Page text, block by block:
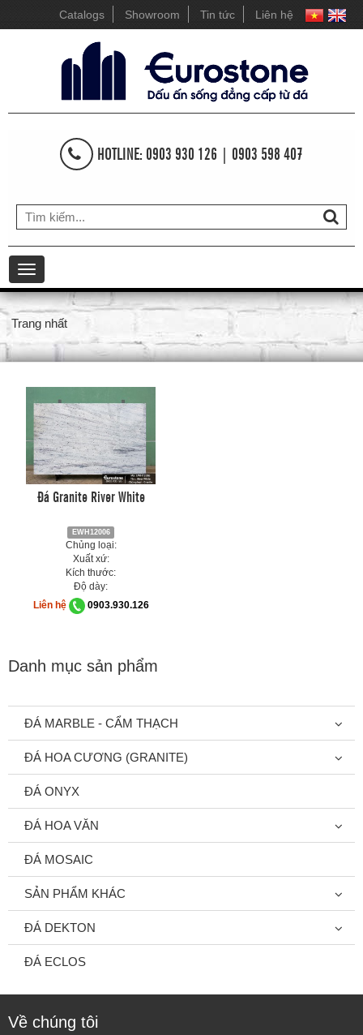
Catalogs Showroom Tin tức Liên hệ
HOTLINE: 0903 930 126 | 0903 598 407
Toggle
navigation
Trang nhất
Đá Granite River White
EWH12006
Chủng loại:
Xuất xứ:
Kích thước:
Độ dày:
Liên hệ
0903.930.126
Danh mục sản phẩm
ĐÁ MARBLE - CẨM THẠCH
ĐÁ HOA CƯƠNG (GRANITE)
ĐÁ ONYX
ĐÁ HOA VĂN
ĐÁ MOSAIC
SẢN PHẨM KHÁC
ĐÁ DEKTON
ĐÁ ECLOS
Về chúng tôi